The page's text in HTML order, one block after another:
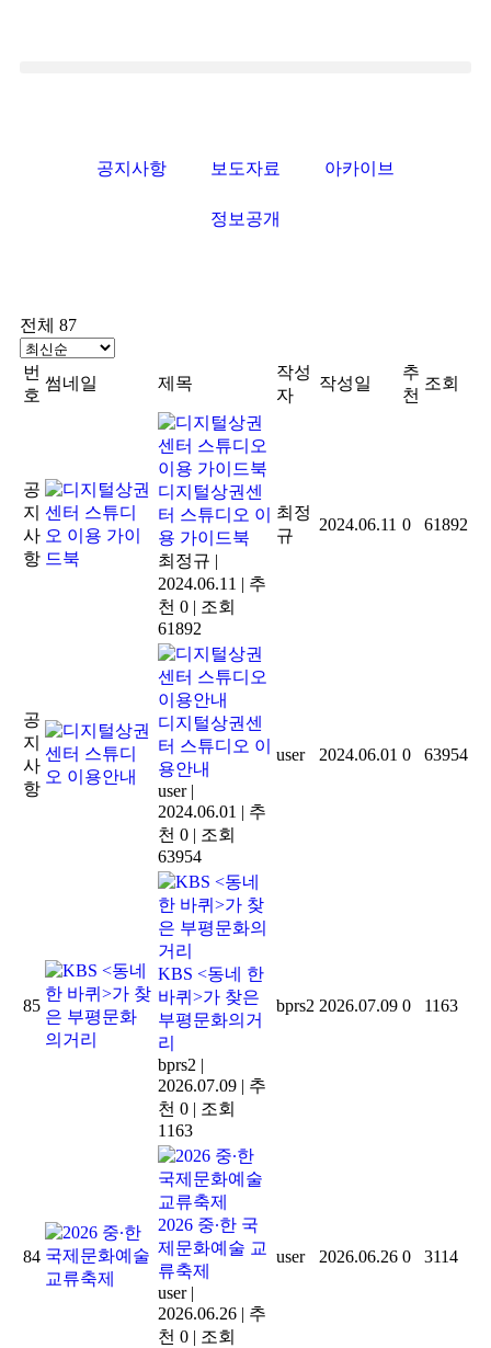
공지사항 보도자료 아카이브
정보공개
전체 87
번
호
썸네일 제목
작성
자
작성일
추
천
조회
공
지
사
항
디지털상권센
터 스튜디오 이
용 가이드북
최정규 |
2024.06.11 | 추
천 0 | 조회
61892
최정
규
2024.06.11 0 61892
공
지
사
항
디지털상권센
터 스튜디오 이
용안내
user |
2024.06.01 | 추
천 0 | 조회
63954
user 2024.06.01 0 63954
85
KBS <동네 한
바퀴>가 찾은
부평문화의거
리
bprs2 |
2026.07.09 | 추
천 0 | 조회
1163
bprs2 2026.07.09 0 1163
84
2026 중∙한 국
제문화예술 교
류축제
user |
2026.06.26 | 추
천 0 | 조회
user 2026.06.26 0 3114